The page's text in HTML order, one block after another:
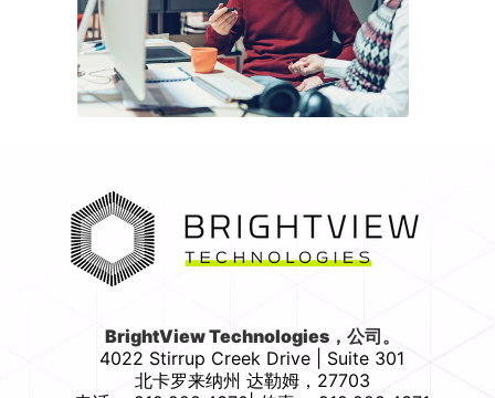
BrightView Technologies，公司。
4022 Stirrup Creek Drive | Suite 301
北卡罗来纳州 达勒姆， 27703